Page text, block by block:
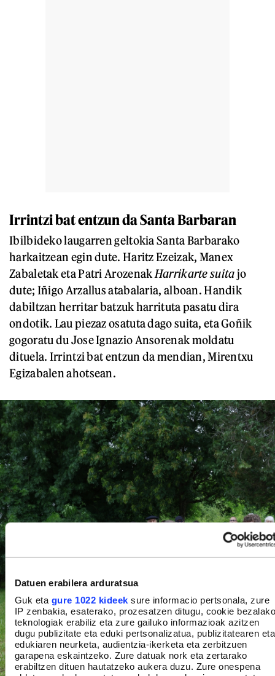
Datuen erabilera arduratsua
Guk eta gure 1022 kideek sure informacio pertsonala, zure
IP zenbakia, esaterako, prozesatzen ditugu, cookie bezalako
teknologiak erabiliz eta zure gailuko informazioak azitzen
dugu publizitate eta eduki pertsonalizatua, publizitatearen eta
edukiaren neurketa, audientzia-ikerketa eta zerbitzuen
garapena eskaintzeko. Zure datuak nork eta zertarako
erabiltzen dituen hautatzeko aukera duzu. Zure onespena
Irrintzi bat entzun da Santa Barbaran
Ibilbideko laugarren geltokia Santa Barbarako
harkaitzean egin dute. Haritz Ezeizak, Manex
Zabaletak eta Patri Arozenak Harrikarte suitajo
dute; Iñigo Arzallus atabalaria, alboan. Handik
dabiltzan herritar batzuk harrituta pasatu dira
ondotik. Lau piezaz osatuta dago suita, eta Goñik
gogoratu du Jose Ignazio Ansorenak moldatu
dituela. Irrintzi bat entzun da mendian, Mirentxu
Egizabalen ahotsean.